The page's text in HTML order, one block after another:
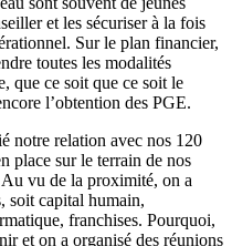
et les sécuriser à la fois
Sur le plan financier,
toutes les modalités
que ce soit que ce soit le
l’obtention des PGE.
notre relation avec nos 120
place sur le terrain de nos
vu de la proximité, on a
soit capital humain,
franchises. Pourquoi,
et on a organisé des réunions